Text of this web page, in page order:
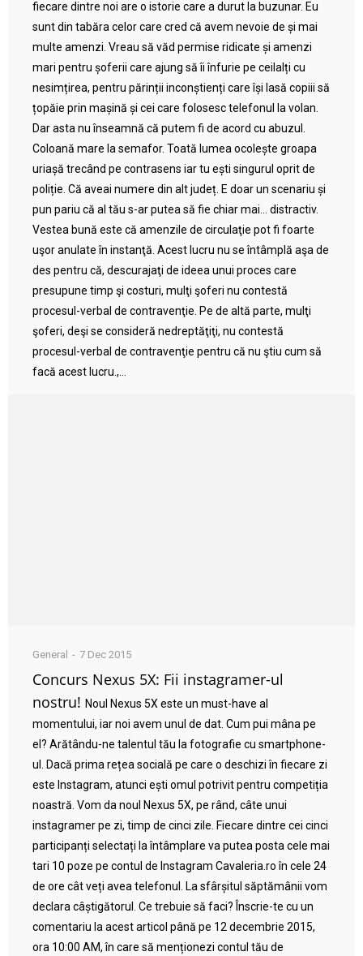
fiecare dintre noi are o istorie care a durut la buzunar. Eu
sunt din tabăra celor care cred că avem nevoie de și mai
multe amenzi. Vreau să văd permise ridicate și amenzi
mari pentru șoferii care ajung să îi înfurie pe ceilalți cu
nesimțirea, pentru părinții inconștienți care își lasă copiii să
țopăie prin mașină și cei care folosesc telefonul la volan.
Dar asta nu înseamnă că putem fi de acord cu abuzul.
Coloană mare la semafor. Toată lumea ocolește groapa
uriașă trecând pe contrasens iar tu ești singurul oprit de
poliție. Că aveai numere din alt județ. E doar un scenariu și
pun pariu că al tău s-ar putea să fie chiar mai… distractiv.
Vestea bună este că amenzile de circulaţie pot fi foarte
uşor anulate în instanţă. Acest lucru nu se întâmplă aşa de
des pentru că, descurajaţi de ideea unui proces care
presupune timp şi costuri, mulţi şoferi nu contestă
procesul-verbal de contravenţie. Pe de altă parte, mulţi
şoferi, deşi se consideră nedreptăţiţi, nu contestă
procesul-verbal de contravenţie pentru că nu ştiu cum să
facă acest lucru.,...
General 7 Dec 2015
Concurs Nexus 5X: Fii instagramer-ul
nostru! Noul Nexus 5X este un must-have al
momentului, iar noi avem unul de dat. Cum pui mâna pe
el? Arătându-ne talentul tău la fotografie cu smartphone-
ul. Dacă prima rețea socială pe care o deschizi în fiecare zi
este Instagram, atunci ești omul potrivit pentru competiția
noastră. Vom da noul Nexus 5X, pe rând, câte unui
instagramer pe zi, timp de cinci zile. Fiecare dintre cei cinci
participanți selectați la întâmplare va putea posta cele mai
tari 10 poze pe contul de Instagram Cavaleria.ro în cele 24
de ore cât veți avea telefonul. La sfârșitul săptămânii vom
declara câștigătorul. Ce trebuie să faci? Înscrie-te cu un
comentariu la acest articol până pe 12 decembrie 2015,
ora 10:00 AM, în care să menționezi contul tău de